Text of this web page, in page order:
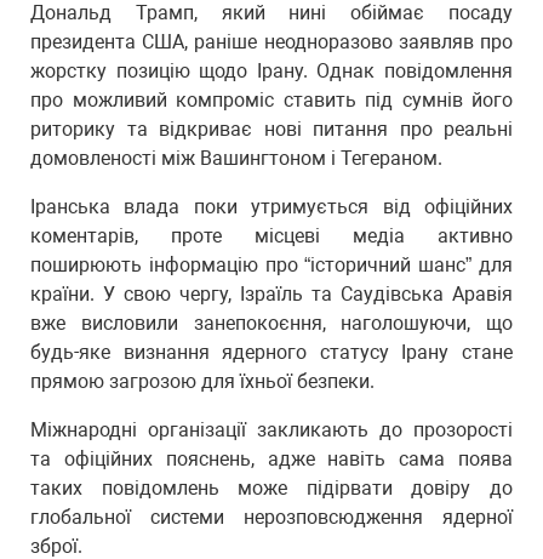
Дональд Трамп, який нині обіймає посаду
президента США, раніше неодноразово заявляв про
жорстку позицію щодо Ірану. Однак повідомлення
про можливий компроміс ставить під сумнів його
риторику та відкриває нові питання про реальні
домовленості між Вашингтоном і Тегераном.
Іранська влада поки утримується від офіційних
коментарів, проте місцеві медіа активно
поширюють інформацію про “історичний шанс” для
країни. У свою чергу, Ізраїль та Саудівська Аравія
вже висловили занепокоєння, наголошуючи, що
будь-яке визнання ядерного статусу Ірану стане
прямою загрозою для їхньої безпеки.
Міжнародні організації закликають до прозорості
та офіційних пояснень, адже навіть сама поява
таких повідомлень може підірвати довіру до
глобальної системи нерозповсюдження ядерної
зброї.